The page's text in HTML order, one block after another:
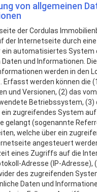
von allgemeinen
der Cordulas
der Internetseite durch
ein automatisiertes System
und Informationen.
werden in den
Erfasst werden können die
und Versionen, (2) das
Betriebssystem, (3)
ein zugreifendes System
gelangt (sogenannte
welche über ein
angesteuert
eines Zugriffs auf die
Adresse (IP-Adresse),
des zugreifenden
Daten und